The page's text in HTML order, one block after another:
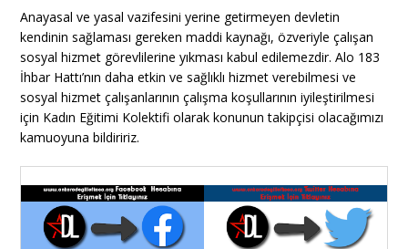
Anayasal ve yasal vazifesini yerine getirmeyen devletin
kendinin sağlaması gereken maddi kaynağı, özveriyle çalışan
sosyal hizmet görevlilerine yıkması kabul edilemezdir. Alo 183
İhbar Hattı’nın daha etkin ve sağlıklı hizmet verebilmesi ve
sosyal hizmet çalışanlarının çalışma koşullarının iyileştirilmesi
için Kadın Eğitimi Kolektifi olarak konunun takipçisi olacağımızı
kamuoyuna bildiririz.